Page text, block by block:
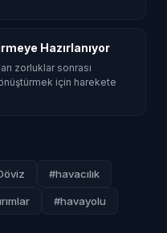
Hazırlanıyor
zorluklar sonrası
için harekete
#havacılık
#havayolu